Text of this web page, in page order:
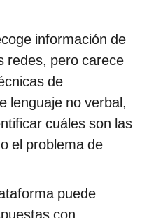
información de
redes, pero carece
de
lenguaje no verbal,
cuáles son las
el problema de
puede